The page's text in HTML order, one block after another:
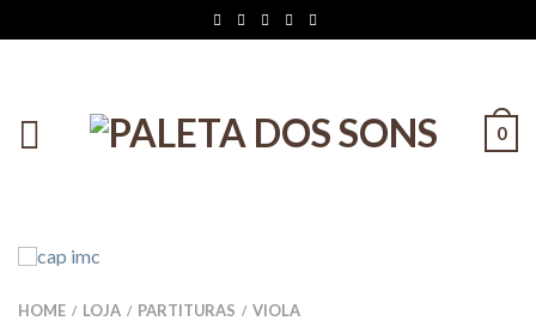
0
HOME / LOJA / PARTITURAS / VIOLA